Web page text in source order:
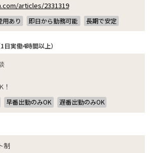
articles/2331319
用あり 即日から勤務可能 長期で安定
1日実働4時間以上）
早番出勤のみOK 遅番出勤のみOK
制